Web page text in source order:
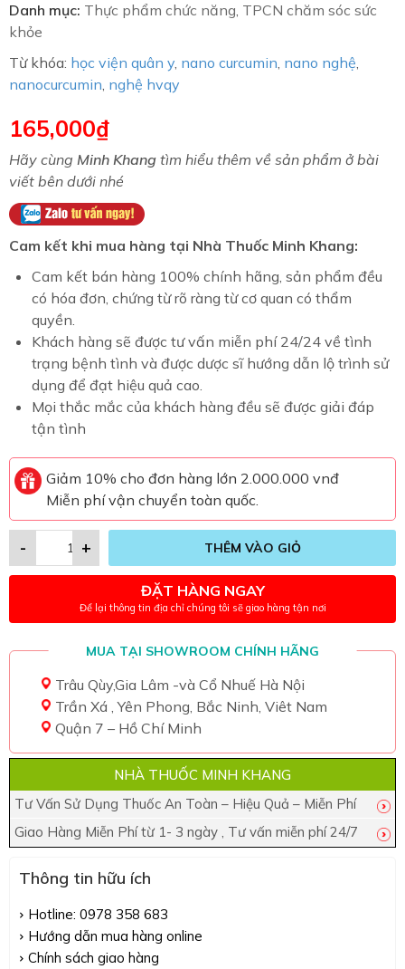
Danh mục: Thực phẩm chức năng, TPCN chăm sóc sức
khỏe
Từ khóa: học viện quân y, nano curcumin, nano nghệ,
nanocurcumin, nghệ hvqy
165,000₫
Hãy cùng Minh Khang tìm hiểu thêm về sản phẩm ở bài
viết bên dưới nhé
Cam kết khi mua hàng tại Nhà Thuốc Minh Khang:
Cam kết bán hàng 100% chính hãng, sản phẩm đều
có hóa đơn, chứng từ rõ ràng từ cơ quan có thẩm
quyền.
Khách hàng sẽ được tư vấn miễn phí 24/24 về tình
trạng bệnh tình và được dược sĩ hướng dẫn lộ trình sử
dụng để đạt hiệu quả cao.
Mọi thắc mắc của khách hàng đều sẽ được giải đáp
tận tình
Giảm 10% cho đơn hàng lớn 2.000.000 vnđ
Miễn phí vận chuyển toàn quốc.
+
- THÊM VÀO GIỎ
ĐẶT HÀNG NGAY
Để lại thông tin địa chỉ chúng tôi sẽ giao hàng tận nơi
MUA TẠI SHOWROOM CHÍNH HÃNG
Trâu Qùy,Gia Lâm -và Cổ Nhuế Hà Nội
Trần Xá , Yên Phong, Bắc Ninh, Viêt Nam
Quận 7 – Hồ Chí Minh
NHÀ THUỐC MINH KHANG
Tư Vấn Sử Dụng Thuốc An Toàn – Hiệu Quả – Miễn Phí
Giao Hàng Miễn Phí từ 1- 3 ngày , Tư vấn miễn phí 24/7
Thông tin hữu ích
Hotline: 0978 358 683
Hướng dẫn mua hàng online
Chính sách giao hàng